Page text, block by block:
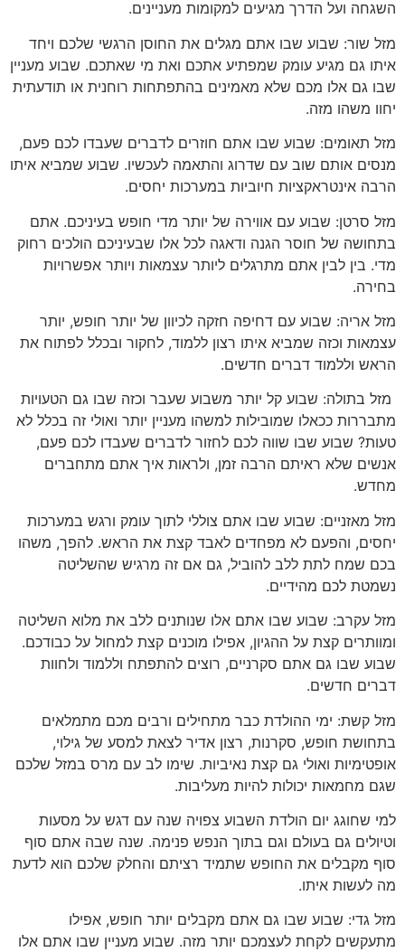
השגחה ועל הדרך מגיעים למקומות מעניינים.
מזל שור: שבוע שבו אתם מגלים את החוסן הרגשי שלכם ויחד
איתו גם מגיע עומק שמפתיע אתכם ואת מי שאתכם. שבוע מעניין
שבו גם אלו מכם שלא מאמינים בהתפתחות רוחנית או תודעתית
יחוו משהו מזה.
מזל תאומים: שבוע שבו אתם חוזרים לדברים שעבדו לכם פעם,
מנסים אותם שוב עם שדרוג והתאמה לעכשיו. שבוע שמביא איתו
הרבה אינטראקציות חיוביות במערכות יחסים.
מזל סרטן: שבוע עם אווירה של יותר מדי חופש בעיניכם. אתם
בתחושה של חוסר הגנה ודאגה לכל אלו שבעיניכם הולכים רחוק
מדי. בין לבין אתם מתרגלים ליותר עצמאות ויותר אפשרויות
בחירה.
מזל אריה: שבוע עם דחיפה חזקה לכיוון של יותר חופש, יותר
עצמאות וכזה שמביא איתו רצון ללמוד, לחקור ובכלל לפתוח את
הראש וללמוד דברים חדשים.
מזל בתולה: שבוע קל יותר משבוע שעבר וכזה שבו גם הטעויות
מתבררות ככאלו שמובילות למשהו מעניין יותר ואולי זה בכלל לא
טעות? שבוע שבו שווה לכם לחזור לדברים שעבדו לכם פעם,
אנשים שלא ראיתם הרבה זמן, ולראות איך אתם מתחברים
מחדש.
מזל מאזניים: שבוע שבו אתם צוללי לתוך עומק ורגש במערכות
יחסים, והפעם לא מפחדים לאבד קצת את הראש. להפך, משהו
בכם שמח לתת ללב להוביל, גם אם זה מרגיש שהשליטה
נשמטת לכם מהידיים.
מזל עקרב: שבוע שבו אתם אלו שנותנים ללב את מלוא השליטה
ומוותרים קצת על ההגיון, אפילו מוכנים קצת למחול על כבודכם.
שבוע שבו גם אתם סקרניים, רוצים להתפתח וללמוד ולחוות
דברים חדשים.
מזל קשת: ימי ההולדת כבר מתחילים ורבים מכם מתמלאים
בתחושת חופש, סקרנות, רצון אדיר לצאת למסע של גילוי,
אופטימיות ואולי גם קצת נאיביות. שימו לב עם מרס במזל שלכם
שגם מחמאות יכולות להיות מעליבות.
למי שחוגג יום הולדת השבוע צפויה שנה עם דגש על מסעות
וטיולים גם בעולם וגם בתוך הנפש פנימה. שנה שבה אתם סוף
סוף מקבלים את החופש שתמיד רציתם והחלק שלכם הוא לדעת
מה לעשות איתו.
מזל גדי: שבוע שבו גם אתם מקבלים יותר חופש, אפילו
מתעקשים לקחת לעצמכם יותר מזה. שבוע מעניין שבו אתם אלו